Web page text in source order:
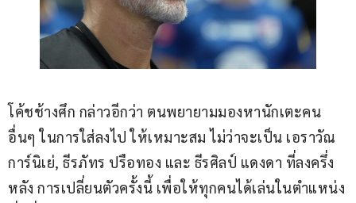
โค้ชช้างศึก กล่าวอีกว่า ตนพยายามมองหานักเตะคน
อื่นๆ ในการใส่ลงไป ให้เหมาะสม ไม่ว่าจะเป็น เอราวัณ
การ์นิเย่, ธีรภัทร ปรือทอง และ ธีรศิลป์ แดงดา ที่ลงครึ่ง
หลัง การเปลี่ยนตัวครั้งนี้ เพื่อให้ทุกคนได้เล่นในตำแหน่ง